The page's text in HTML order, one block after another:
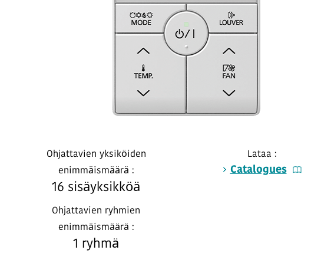
Ohjattavien yksiköiden
enimmäismäärä :
16 sisäyksikköä
Ohjattavien ryhmien
enimmäismäärä :
1 ryhmä
Lataa :
Catalogues